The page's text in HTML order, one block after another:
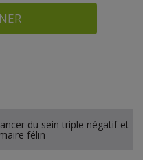
du sein triple négatif et
félin